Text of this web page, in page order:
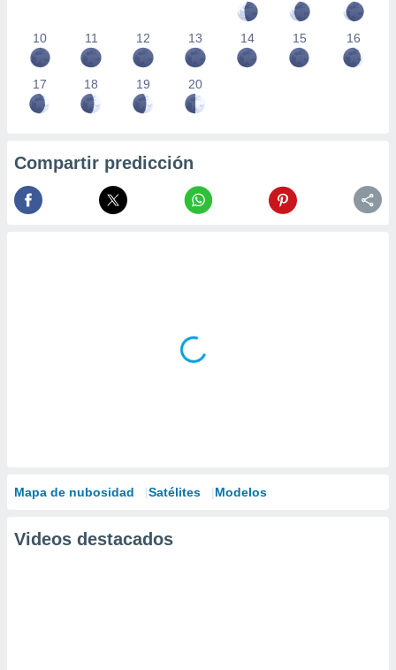
10 11 12 13 14 15 16
17 18 19 20
Compartir predicción
Mapa de nubosidad Satélites Modelos
Videos destacados